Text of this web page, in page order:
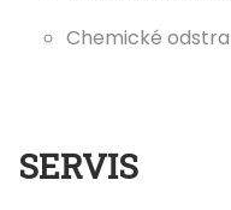
Chemické
SERVIS